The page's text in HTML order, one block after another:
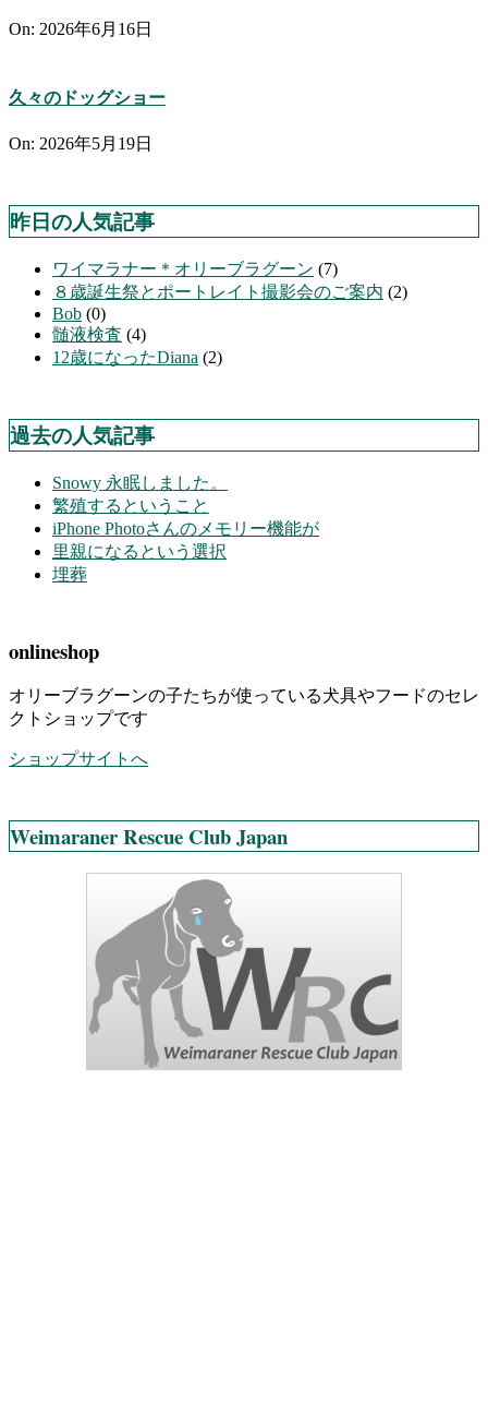
On: 2026年6月16日
久々のドッグショー
On: 2026年5月19日
昨日の人気記事
ワイマラナー＊オリーブラグーン (7)
８歳誕生祭とポートレイト撮影会のご案内 (2)
Bob (0)
髄液検査 (4)
12歳になったDiana (2)
過去の人気記事
Snowy 永眠しました。
繁殖するということ
iPhone Photoさんのメモリー機能が
里親になるという選択
埋葬
onlineshop
オリーブラグーンの子たちが使っている犬具やフードのセレ
クトショップです
ショップサイトへ
Weimaraner Rescue Club Japan